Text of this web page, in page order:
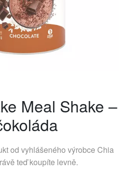
Meal Shake –
od vyhlášeného výrobce Chia
teď koupíte levně.